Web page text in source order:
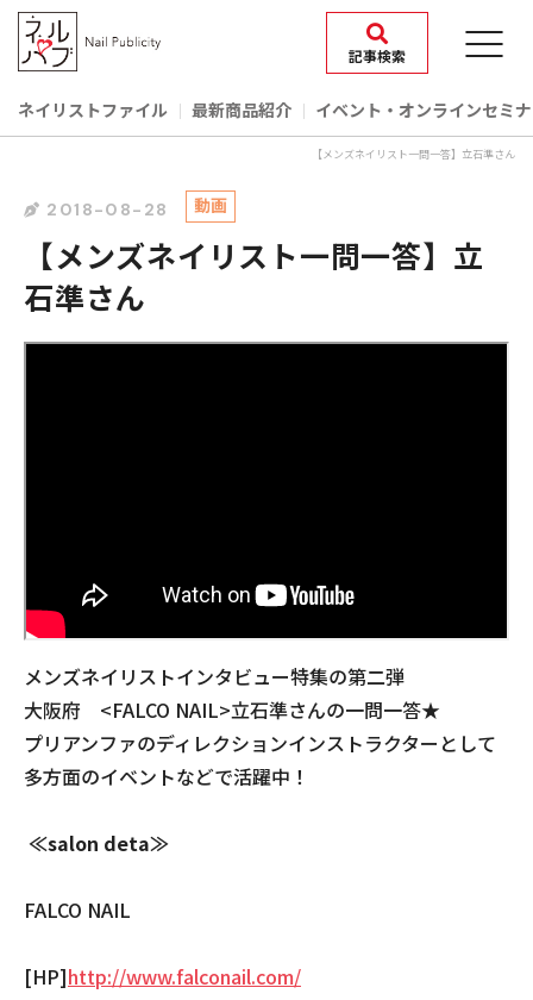
記事検索
ネイリストファイル 最新商品紹介 イベント‧オンラインセミ
【メンズネイリスト一問一答】立石準さん
2018-08-28 動画
【メンズネイリスト一問一答】立
石準さん
メンズネイリストインタビュー特集の第二弾
大阪府 <FALCO NAIL>立石準さんの一問一答★
プリアンファのディレクションインストラクターとして
多方面のイベントなどで活躍中！
≪salon deta≫
FALCO NAIL
[HP]http://www.falconail.com/